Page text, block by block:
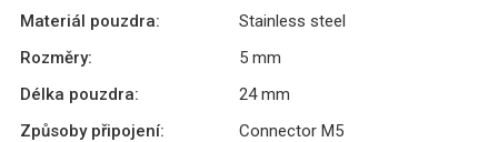
Materiál pouzdra:
Stainless steel
Rozměry:
5 mm
Délka pouzdra:
24 mm
Způsoby připojení:
Connector M5